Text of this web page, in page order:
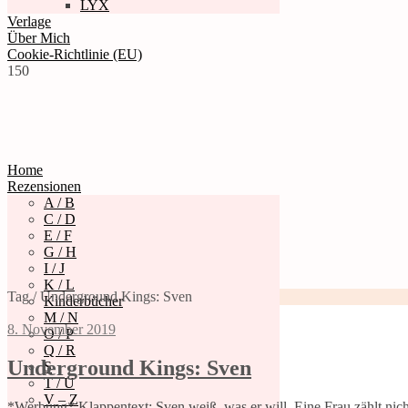
LYX
Verlage
Über Mich
Cookie-Richtlinie (EU)
150
Home
Rezensionen
A / B
C / D
E / F
G / H
I / J
K / L
Kinderbücher
M / N
O / P
Q / R
S
T / U
V – Z
Tag / Underground Kings: Sven
8. November 2019
Underground Kings: Sven